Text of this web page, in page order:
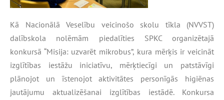
Kā Nacionālā Veselību veicinošo skolu tīkla (NVVST)
dalībskola nolēmām piedalīties SPKC organizētajā
konkursā “Misija: uzvarēt mikrobus”, kura mērķis ir veicināt
izglītības iestāžu iniciatīvu, mērķtiecīgi un patstāvīgi
plānojot un īstenojot aktivitātes personīgās higiēnas
jautājumu aktualizēšanai izglītības iestādē. Konkursa